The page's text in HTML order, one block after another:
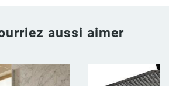
aussi aimer